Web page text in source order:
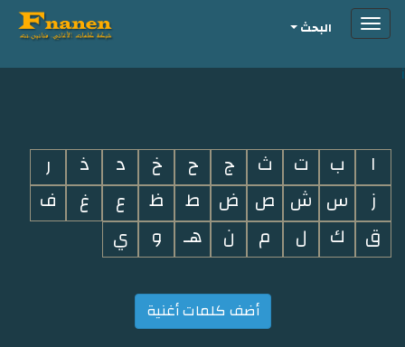
i
Toggleالبحث
ا ب ت ث ج ح خ د ذ
ر
ز
س ش ص ض ط ظ ع غ
ف
ق
ك ل م ن هـ و ي
أضف كلمات أغنية